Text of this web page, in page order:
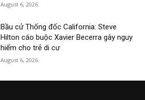
August 6, 2026
Bầu cử Thống đốc California: Steve
Hilton cáo buộc Xavier Becerra gây nguy
hiểm cho trẻ di cư
August 6, 2026